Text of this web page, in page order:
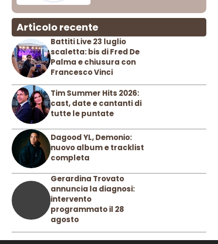
Articolo recente
Battiti Live 23 luglio
scaletta: bis di Fred De
Palma e chiusura con
Francesco Vinci
Tim Summer Hits 2026:
cast, date e cantanti di
tutte le puntate
Dagood YL, Demonio:
nuovo album e tracklist
completa
Gerardina Trovato
annuncia la diagnosi:
intervento
programmato il 28
agosto